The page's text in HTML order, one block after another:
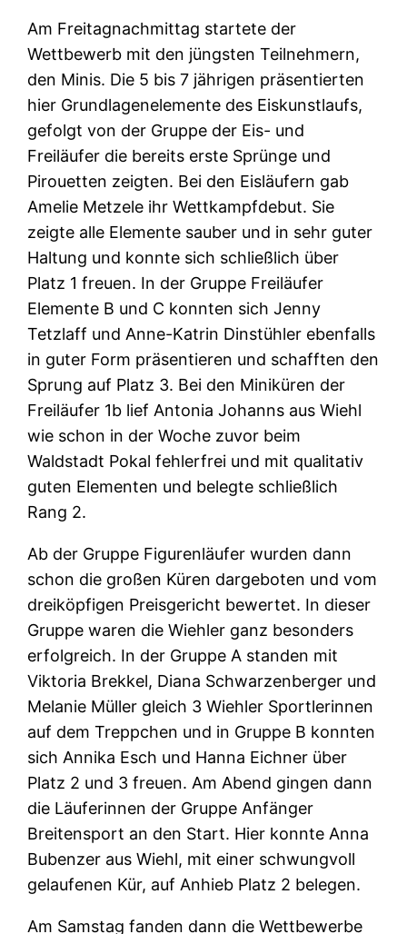
Am Freitagnachmittag startete der
Wettbewerb mit den jüngsten Teilnehmern,
den Minis. Die 5 bis 7 jährigen präsentierten
hier Grundlagenelemente des Eiskunstlaufs,
gefolgt von der Gruppe der Eis- und
Freiläufer die bereits erste Sprünge und
Pirouetten zeigten. Bei den Eisläufern gab
Amelie Metzele ihr Wettkampfdebut. Sie
zeigte alle Elemente sauber und in sehr guter
Haltung und konnte sich schließlich über
Platz 1 freuen. In der Gruppe Freiläufer
Elemente B und C konnten sich Jenny
Tetzlaff und Anne-Katrin Dinstühler ebenfalls
in guter Form präsentieren und schafften den
Sprung auf Platz 3. Bei den Miniküren der
Freiläufer 1b lief Antonia Johanns aus Wiehl
wie schon in der Woche zuvor beim
Waldstadt Pokal fehlerfrei und mit qualitativ
guten Elementen und belegte schließlich
Rang 2.
Ab der Gruppe Figurenläufer wurden dann
schon die großen Küren dargeboten und vom
dreiköpfigen Preisgericht bewertet. In dieser
Gruppe waren die Wiehler ganz besonders
erfolgreich. In der Gruppe A standen mit
Viktoria Brekkel, Diana Schwarzenberger und
Melanie Müller gleich 3 Wiehler Sportlerinnen
auf dem Treppchen und in Gruppe B konnten
sich Annika Esch und Hanna Eichner über
Platz 2 und 3 freuen. Am Abend gingen dann
die Läuferinnen der Gruppe Anfänger
Breitensport an den Start. Hier konnte Anna
Bubenzer aus Wiehl, mit einer schwungvoll
gelaufenen Kür, auf Anhieb Platz 2 belegen.
Am Samstag fanden dann die Wettbewerbe